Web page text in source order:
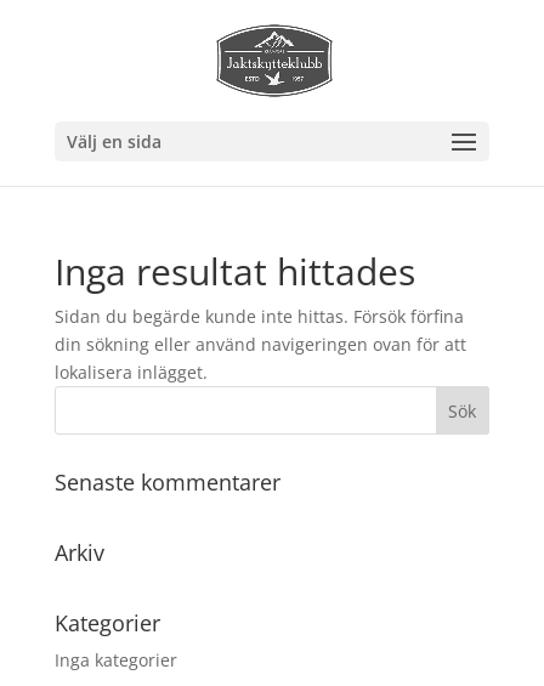
Välj en sida
Inga resultat hittades
Sidan du begärde kunde inte hittas. Försök förfina
din sökning eller använd navigeringen ovan för att
lokalisera inlägget.
Senaste kommentarer
Arkiv
Kategorier
Inga kategorier